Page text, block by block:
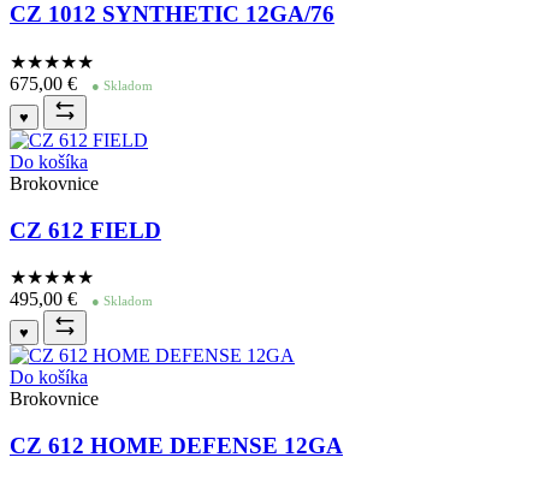
CZ 1012 SYNTHETIC 12GA/76
★★★★★
675,00 € ● Skladom
♥
Do košíka
Brokovnice
CZ 612 FIELD
★★★★★
495,00 € ● Skladom
♥
Do košíka
Brokovnice
CZ 612 HOME DEFENSE 12GA